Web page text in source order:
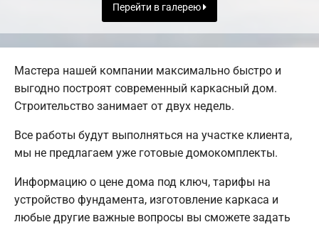
Перейти в галерею
Мастера нашей компании максимально быстро и
выгодно построят современный каркасный дом.
Строительство занимает от двух недель.
Все работы будут выполняться на участке клиента,
мы не предлагаем уже готовые домокомплекты.
Информацию о цене дома под ключ, тарифы на
устройство фундамента, изготовление каркаса и
любые другие важные вопросы вы сможете задать